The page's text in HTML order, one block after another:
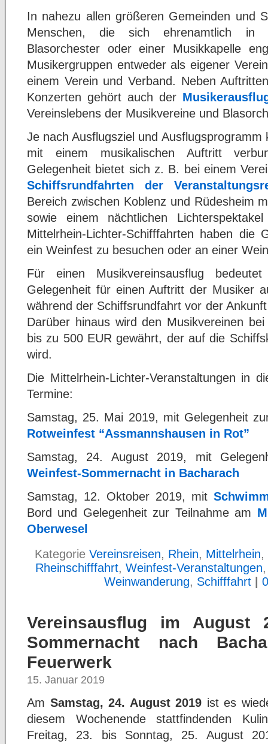
In nahezu allen größeren Gemeinden und
Menschen, die sich ehrenamtlich in
Blasorchester oder einer Musikkapelle
Musikergruppen entweder als eigener
einem Verein und Verband. Neben
Konzerten gehört auch der
Vereinslebens der Musikvereine und
Je nach Ausflugsziel und
mit einem musikalischen Auftritt
Gelegenheit bietet sich z. B. bei einem
Schiffsrundfahrten der
Bereich zwischen Koblenz und Rüdesheim
sowie einem nächtlichen
Mittelrhein-Lichter-Schifffahrten haben die
ein Weinfest zu besuchen oder an einer
Für einen Musikvereinsausflug
Gelegenheit für einen Auftritt der Musiker
während der Schiffsrundfahrt vor der
Darüber hinaus wird den Musikvereinen
bis zu 500 EUR gewährt, der auf die
wird.
Die Mittelrhein-Lichter-Veranstaltungen in
Termine:
Samstag, 25. Mai 2019, mit Gelegenheit
Rotweinfest “Assmannshausen in Rot”
Samstag, 24. August 2019, mit
Weinfest-Sommernacht in Bacharach
Samstag, 12. Oktober 2019, mit
Bord und Gelegenheit zur Teilnahme am
Oberwesel
Kategorie Vereinsreisen, Rhein, Mittelrhein,
Rheinschifffahrt, Weinfest-Veranstaltungen
Weinwanderung, Schifffahrt
Vereinsausflug im August
Sommernacht nach
Feuerwerk
15. Januar 2019
Am Samstag, 24. August 2019 ist es
diesem Wochenende stattfindenden
Freitag, 23. bis Sonntag, 25. August